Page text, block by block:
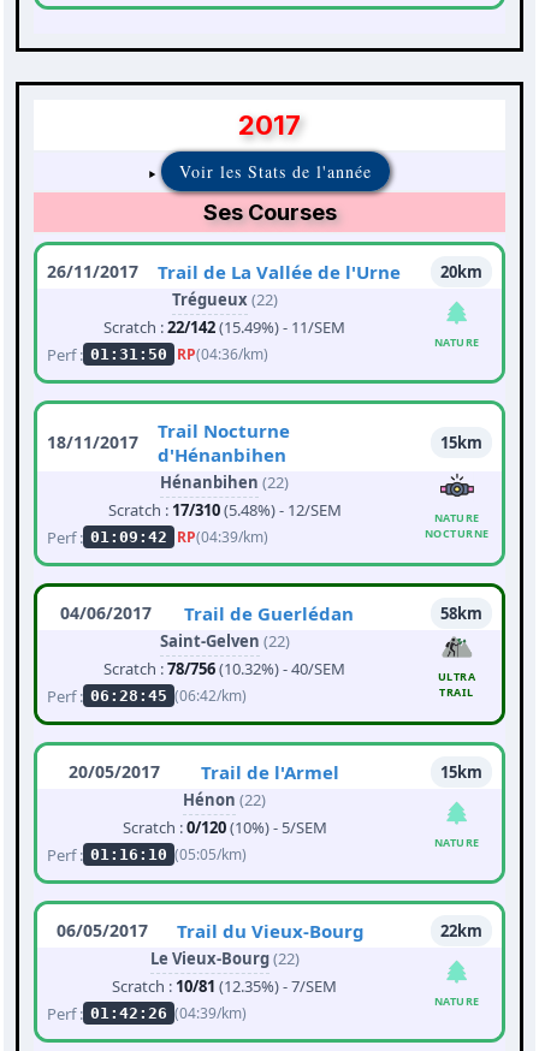
2017
Voir les Stats de l'année
Ses Courses
26/11/2017 Trail de La Vallée de l'Urne
20km
Trégueux(22)
Scratch :22/142(15.49%) - 11/SEM
Perf : 01:31:50 RP(04:36/km)
NATURE
18/11/2017
Trail Nocturne
d'Hénanbihen
15km
Hénanbihen (22)
Scratch : 17/310(5.48%) - 12/SEM
Perf : 01:09:42 RP(04:39/km)
NATURE
NOCTURNE
04/06/2017 Trail de Guerlédan
58km
Saint-Gelven (22)
Scratch :78/756(10.32%) - 40/SEM
Perf : 06:28:45 (06:42/km)
ULTRA
TRAIL
20/05/2017 Trail de l'Armel
15km
Hénon (22)
Scratch :0/120(10%) - 5/SEM
Perf : 01:16:10 (05:05/km)
NATURE
06/05/2017 Trail du Vieux-Bourg
22km
Le Vieux-Bourg(22)
Scratch : 10/81 (12.35%) - 7/SEM
Perf : 01:42:26 (04:39/km)
NATURE